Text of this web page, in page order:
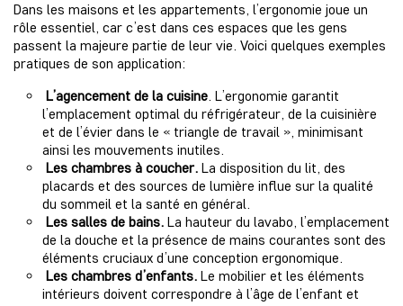
Dans les maisons et les appartements, l’ergonomie joue un
rôle essentiel, car c’est dans ces espaces que les gens
passent la majeure partie de leur vie. Voici quelques exemples
pratiques de son application:
L’agencement de la cuisine. L’ergonomie garantit
l’emplacement optimal du réfrigérateur, de la cuisinière
et de l’évier dans le « triangle de travail », minimisant
ainsi les mouvements inutiles.
Les chambres à coucher. La disposition du lit, des
placards et des sources de lumière influe sur la qualité
du sommeil et la santé en général.
Les salles de bains. La hauteur du lavabo, l’emplacement
de la douche et la présence de mains courantes sont des
éléments cruciaux d’une conception ergonomique.
Les chambres d’enfants. Le mobilier et les éléments
intérieurs doivent correspondre à l’âge de l’enfant et